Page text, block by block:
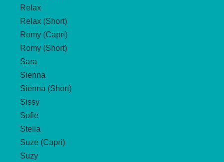
Relax
Relax (Short)
Romy (Capri)
Romy (Short)
Sara
Sienna
Sienna (Short)
Sissy
Sofie
Stella
Suze (Capri)
Suzy